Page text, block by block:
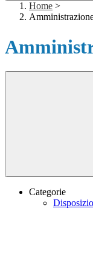
Home >
Categorie